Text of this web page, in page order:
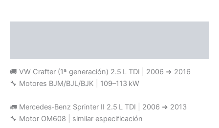
🚚 VW Crafter (1ª generación) 2.5 L TDI | 2006 ➜ 2016
🔧 Motores BJM/BJL/BJK | 109–113 kW
🚛 Mercedes‑Benz Sprinter II 2.5 L TDI | 2006 ➜ 2013
🔧 Motor OM608 | similar especificación